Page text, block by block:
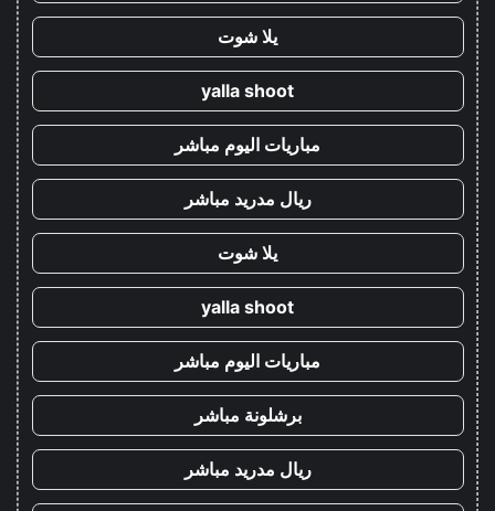
يلا شوت
yalla shoot
مباريات اليوم مباشر
ريال مدريد مباشر
يلا شوت
yalla shoot
مباريات اليوم مباشر
برشلونة مباشر
ريال مدريد مباشر